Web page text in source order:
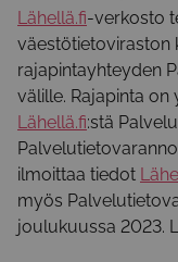
Lähellä.fi-verkosto
väestötietoviraston
rajapintayhteyden
välille. Rajapinta
Lähellä.fi:stä
ilmoittaa tiedot
myös
joulukuussa 2023.